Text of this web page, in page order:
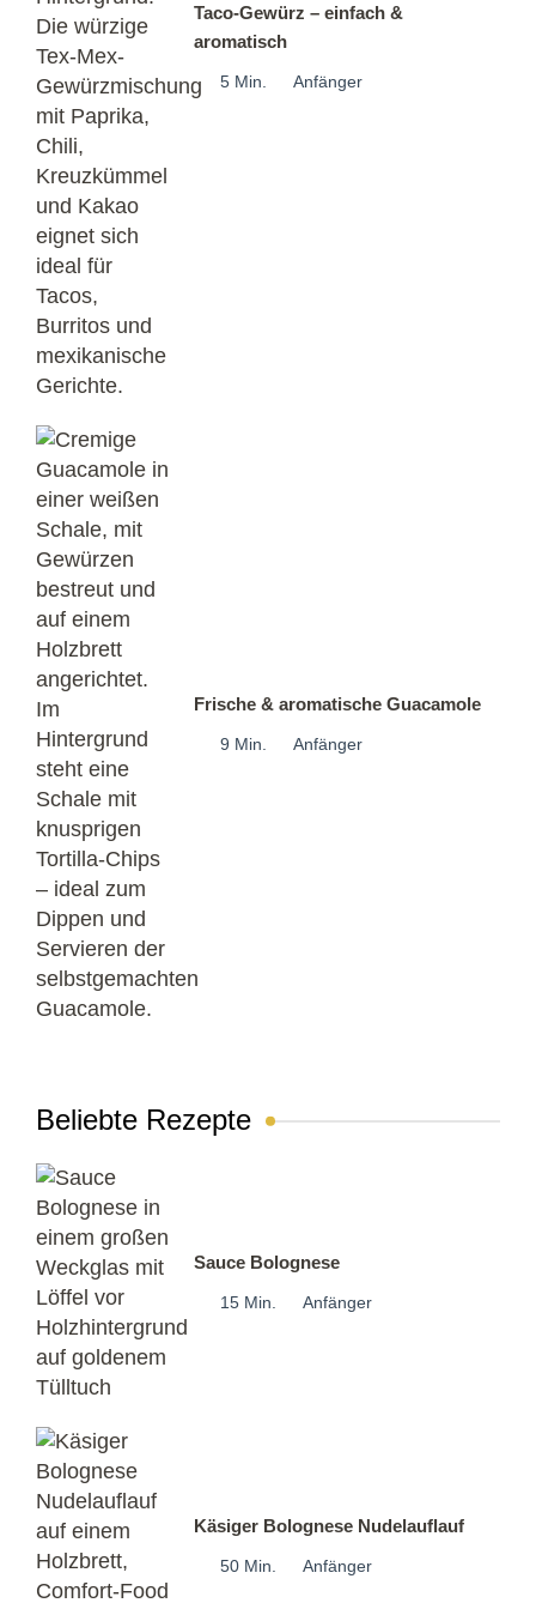
Taco-Gewürz – einfach &
aromatisch
5 Min. Anfänger
Frische & aromatische Guacamole
9 Min. Anfänger
Beliebte Rezepte
Sauce Bolognese
15 Min. Anfänger
Käsiger Bolognese Nudelauflauf
50 Min. Anfänger